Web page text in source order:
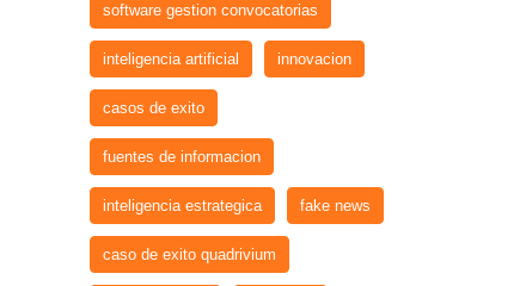
software gestion convocatorias
inteligencia artificial innovacion
casos de exito
fuentes de informacion
inteligencia estrategica fake news
caso de exito quadrivium